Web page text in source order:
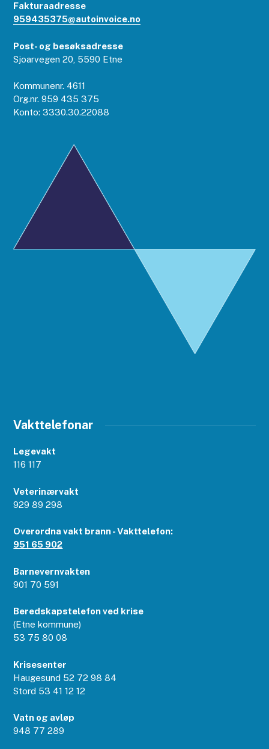
Fakturaadresse
959435375@autoinvoice.no
Post- og besøksadresse
Sjoarvegen 20, 5590 Etne
Kommunenr. 4611
Org.nr. 959 435 375
Konto: 3330.30.22088
Vakttelefonar
Legevakt
116 117
Veterinærvakt
929 89 298
Overordna vakt brann - Vakttelefon:
951 65 902
Barnevernvakten
901 70 591
Beredskapstelefon ved krise
(Etne kommune)
53 75 80 08
Krisesenter
Haugesund 52 72 98 84
Stord 53 41 12 12
Vatn og avløp
948 77 289